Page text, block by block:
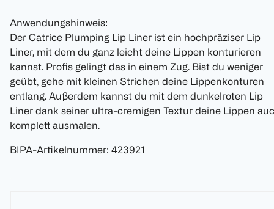
Anwendungshinweis:
Der Catrice Plumping Lip Liner ist ein hochpräziser Lip
Liner, mit dem du ganz leicht deine Lippen konturieren
kannst. Profis gelingt das in einem Zug. Bist du weniger
geübt, gehe mit kleinen Strichen deine Lippenkonturen
entlang. Außerdem kannst du mit dem dunkelroten Lip
Liner dank seiner ultra-cremigen Textur deine Lippen
komplett ausmalen.
BIPA-Artikelnummer: 423921